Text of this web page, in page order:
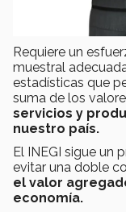
Requiere un
muestral
estadísticas que
suma de los
servicios y
nuestro país.
El INEGI sigue un
evitar una doble
el valor
economía.